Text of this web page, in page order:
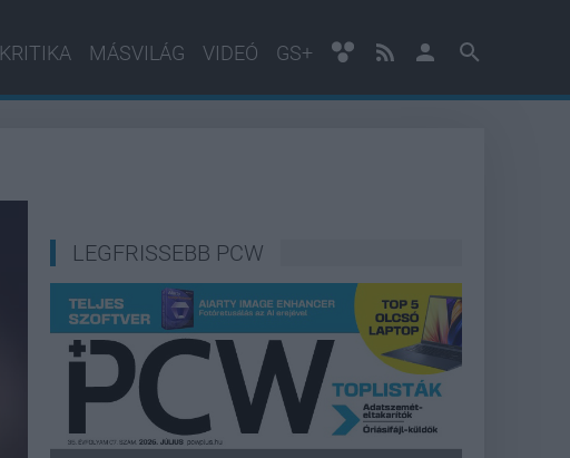
KRITIKA MÁSVILÁG VIDEÓ GS+
LEGFRISSEBB PCW